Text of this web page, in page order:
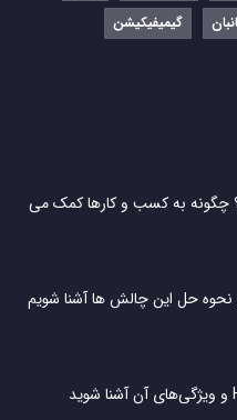
گیمیفیکیشن
به کسب و کارها کمک می